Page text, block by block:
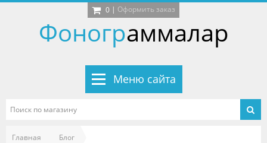
0 | Оформить заказ
Фонограммалар
Меню сайта
Главная Блог